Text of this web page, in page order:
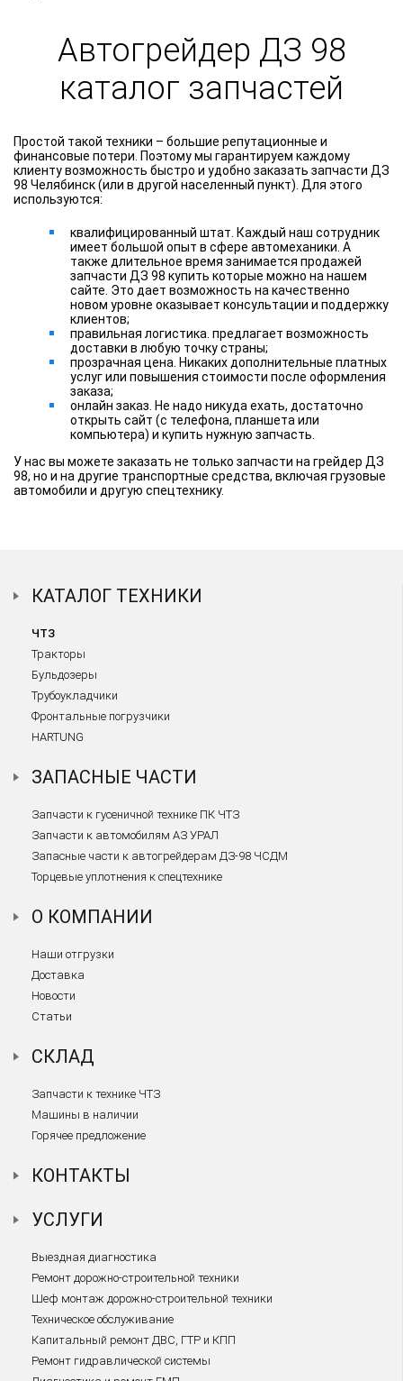
Автогрейдер ДЗ 98
каталог запчастей
Простой такой техники – большие репутационные и
финансовые потери. Поэтому мы гарантируем каждому
клиенту возможность быстро и удобно заказать запчасти ДЗ
98 Челябинск (или в другой населенный пункт). Для этого
используются:
квалифицированный штат. Каждый наш сотрудник
имеет большой опыт в сфере автомеханики. А
также длительное время занимается продажей
запчасти ДЗ 98 купить которые можно на нашем
сайте. Это дает возможность на качественно
новом уровне оказывает консультации и поддержку
клиентов;
правильная логистика. предлагает возможность
доставки в любую точку страны;
прозрачная цена. Никаких дополнительные платных
услуг или повышения стоимости после оформления
заказа;
онлайн заказ. Не надо никуда ехать, достаточно
открыть сайт (с телефона, планшета или
компьютера) и купить нужную запчасть.
У нас вы можете заказать не только запчасти на грейдер ДЗ
98, но и на другие транспортные средства, включая грузовые
автомобили и другую спецтехнику.
КАТАЛОГ ТЕХНИКИ
ЧТЗ
Тракторы
Бульдозеры
Трубоукладчики
Фронтальные погрузчики
HARTUNG
ЗАПАСНЫЕ ЧАСТИ
Запчасти к гусеничной технике ПК ЧТЗ
Запчасти к автомобилям АЗ УРАЛ
Запасные части к автогрейдерам ДЗ-98 ЧСДМ
Торцевые уплотнения к спецтехнике
О КОМПАНИИ
Наши отгрузки
Доставка
Новости
Статьи
СКЛАД
Запчасти к технике ЧТЗ
Машины в наличии
Горячее предложение
КОНТАКТЫ
УСЛУГИ
Выездная диагностика
Ремонт дорожно-строительной техники
Шеф монтаж дорожно-строительной техники
Техническое обслуживание
Капитальный ремонт ДВС, ГТР и КПП
Ремонт гидравлической системы